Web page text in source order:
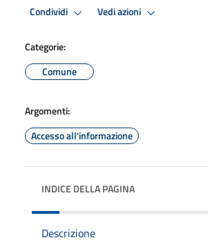
Condividi Vedi azioni
Categorie:
Comune
Argomenti:
Accesso all'informazione
INDICE DELLA PAGINA
Descrizione